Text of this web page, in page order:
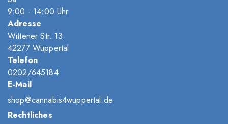
9:00 - 14:00 Uhr
Adresse
Wittener Str. 13
42277 Wuppertal
Telefon
0202/645184
E-Mail
shop@cannabis4wuppertal.de
Rechtliches